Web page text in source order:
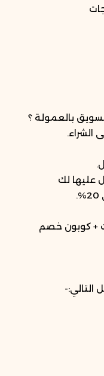
بالعمولة ؟
لك
+ كوبون خصم
التالي:-